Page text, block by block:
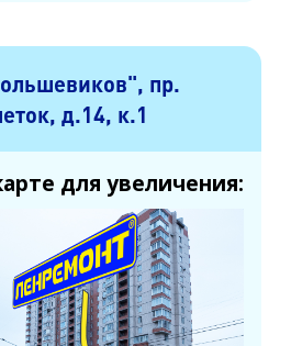
пр.
д.14, к.1
для увеличения: